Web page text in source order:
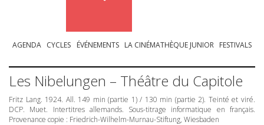
AGENDA CYCLES ÉVÉNEMENTS LA CINÉMATHÈQUE JUNIOR FESTIVALS
Les Nibelungen – Théâtre du Capitole
Fritz Lang. 1924. All. 149 min (partie 1) / 130 min (partie 2). Teinté et viré.
DCP. Muet. Intertitres allemands. Sous-titrage informatique en français.
Provenance copie : Friedrich-Wilhelm-Murnau-Stiftung, Wiesbaden